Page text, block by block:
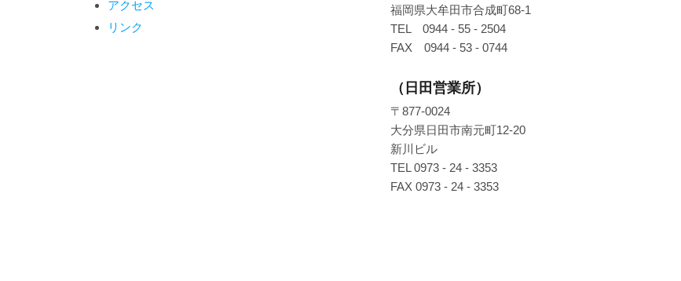
アクセス
リンク
福岡県大牟田市合成町68-1
TEL 0944 - 55 - 2504
FAX 0944 - 53 - 0744
（日田営業所）
〒877-0024
大分県日田市南元町12-20
新川ビル
TEL 0973 - 24 - 3353
FAX 0973 - 24 - 3353